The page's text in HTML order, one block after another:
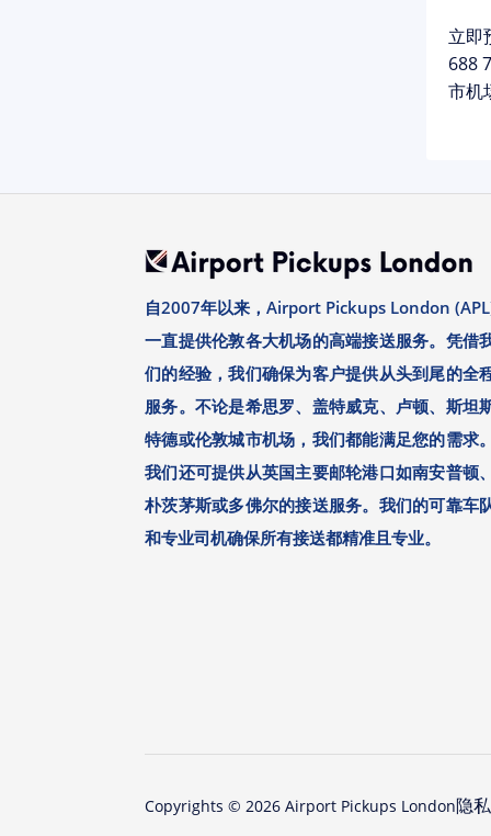
立即
688
市机
自2007年以来，Airport Pickups London
一直提供伦敦各大机场的高端接送服务。凭借
们的经验，我们确保为客户提供从头到尾的全
服务。不论是希思罗、盖特威克、卢顿、斯坦
特德或伦敦城市机场，我们都能满足您的需求
我们还可提供从英国主要邮轮港口如南安普顿
朴茨茅斯或多佛尔的接送服务。我们的可靠车
和专业司机确保所有接送都精准且专业。
Copyrights © 2026 Airport Pickups London隐